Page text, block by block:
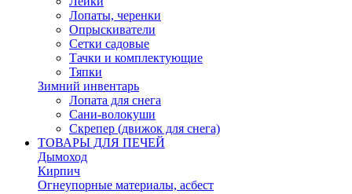
Лопаты, черенки
Опрыскиватели
Сетки садовые
Тачки и комплектующие
Тяпки
Зимний инвентарь
Лопата для снега
Сани-волокуши
Скрепер (движок для снега)
ТОВАРЫ ДЛЯ ПЕЧЕЙ
Дымоход
Кирпич
Огнеупорные материалы, асбест